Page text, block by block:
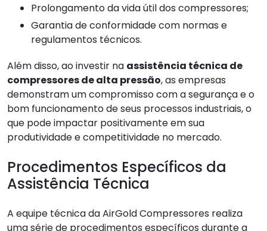
Prolongamento da vida útil dos compressores;
Garantia de conformidade com normas e
regulamentos técnicos.
Além disso, ao investir na assistência técnica de
compressores de alta pressão, as empresas
demonstram um compromisso com a segurança e o
bom funcionamento de seus processos industriais, o
que pode impactar positivamente em sua
produtividade e competitividade no mercado.
Procedimentos Específicos da
Assistência Técnica
A equipe técnica da AirGold Compressores realiza
uma série de procedimentos específicos durante a